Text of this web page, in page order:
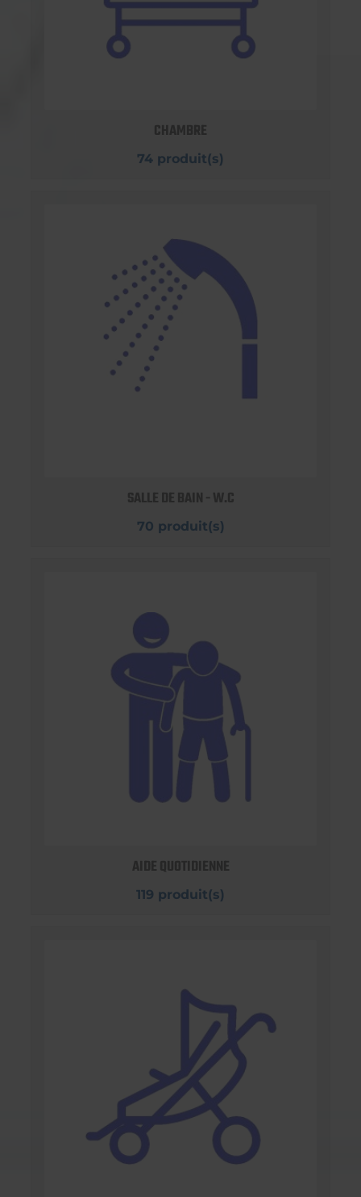
CHAMBRE
74 produit(s)
SALLE DE BAIN - W.C
70 produit(s)
AIDE QUOTIDIENNE
119 produit(s)